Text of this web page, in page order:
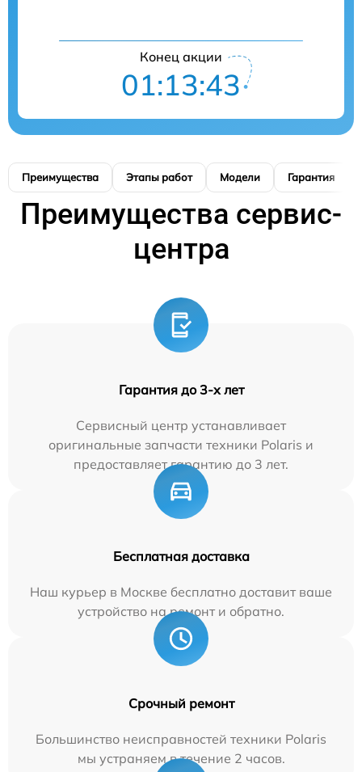
Конец акции
01:13:42
Преимущества Этапы работ Модели Гарантия
Преимущества сервис-
центра
Гарантия до 3-х лет
Сервисный центр устанавливает
оригинальные запчасти техники Polaris и
предоставляет гарантию до 3 лет.
Бесплатная доставка
Наш курьер в Москве бесплатно доставит ваше
устройство на ремонт и обратно.
Срочный ремонт
Большинство неисправностей техники Polaris
мы устраняем в течение 2 часов.